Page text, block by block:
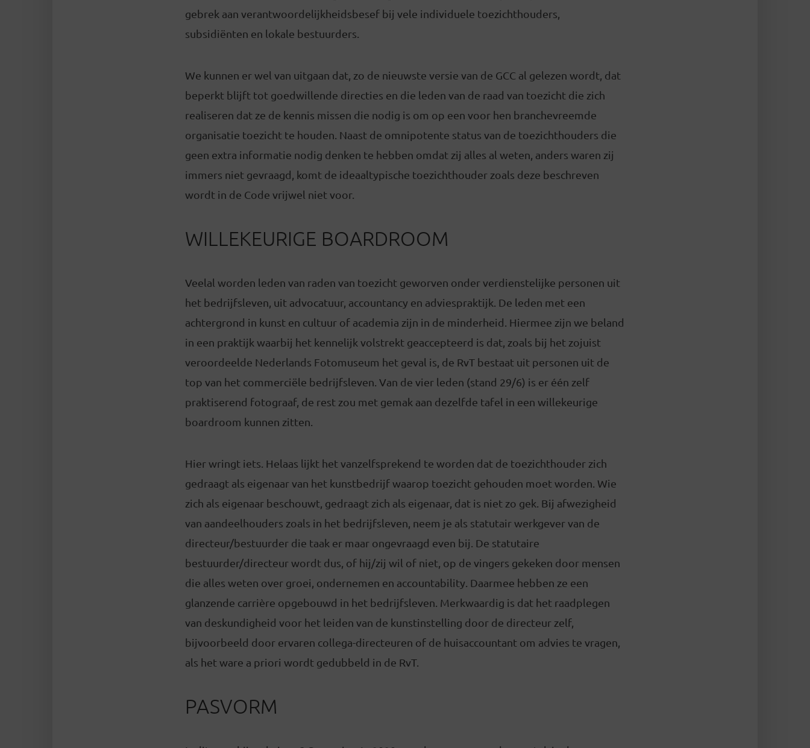
gebrek aan verantwoordelijkheidsbesef bij vele individuele toezichthouders,
subsidiënten en lokale bestuurders.
We kunnen er wel van uitgaan dat, zo de nieuwste versie van de GCC al gelezen wordt, dat
beperkt blijft tot goedwillende directies en die leden van de raad van toezicht die zich
realiseren dat ze de kennis missen die nodig is om op een voor hen branchevreemde
organisatie toezicht te houden. Naast de omnipotente status van de toezichthouders die
geen extra informatie nodig denken te hebben omdat zij alles al weten, anders waren zij
immers niet gevraagd, komt de ideaaltypische toezichthouder zoals deze beschreven
wordt in de Code vrijwel niet voor.
WILLEKEURIGE BOARDROOM
Veelal worden leden van raden van toezicht geworven onder verdienstelijke personen uit
het bedrijfsleven, uit advocatuur, accountancy en adviespraktijk. De leden met een
achtergrond in kunst en cultuur of academia zijn in de minderheid. Hiermee zijn we beland
in een praktijk waarbij het kennelijk volstrekt geaccepteerd is dat, zoals bij het zojuist
veroordeelde Nederlands Fotomuseum het geval is, de RvT bestaat uit personen uit de
top van het commerciële bedrijfsleven. Van de vier leden (stand 29/6) is er één zelf
praktiserend fotograaf, de rest zou met gemak aan dezelfde tafel in een willekeurige
boardroom kunnen zitten.
Hier wringt iets. Helaas lijkt het vanzelfsprekend te worden dat de toezichthouder zich
gedraagt als eigenaar van het kunstbedrijf waarop toezicht gehouden moet worden. Wie
zich als eigenaar beschouwt, gedraagt zich als eigenaar, dat is niet zo gek. Bij afwezigheid
van aandeelhouders zoals in het bedrijfsleven, neem je als statutair werkgever van de
directeur/bestuurder die taak er maar ongevraagd even bij. De statutaire
bestuurder/directeur wordt dus, of hij/zij wil of niet, op de vingers gekeken door mensen
die alles weten over groei, ondernemen en accountability. Daarmee hebben ze een
glanzende carrière opgebouwd in het bedrijfsleven. Merkwaardig is dat het raadplegen
van deskundigheid voor het leiden van de kunstinstelling door de directeur zelf,
bijvoorbeeld door ervaren collega-directeuren of de huisaccountant om advies te vragen,
als het ware a priori wordt gedubbeld in de RvT.
PASVORM